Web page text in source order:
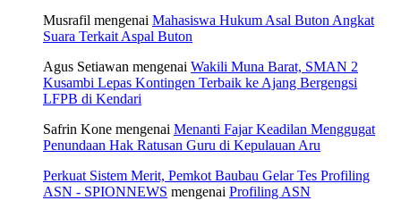
Musrafil mengenai Mahasiswa Hukum Asal Buton Angkat
Suara Terkait Aspal Buton
Agus Setiawan mengenai Wakili Muna Barat, SMAN 2
Kusambi Lepas Kontingen Terbaik ke Ajang Bergengsi
LFPB di Kendari
Safrin Kone mengenai Menanti Fajar Keadilan Menggugat
Penundaan Hak Ratusan Guru di Kepulauan Aru
Perkuat Sistem Merit, Pemkot Baubau Gelar Tes Profiling
ASN - SPIONNEWS mengenai Profiling ASN